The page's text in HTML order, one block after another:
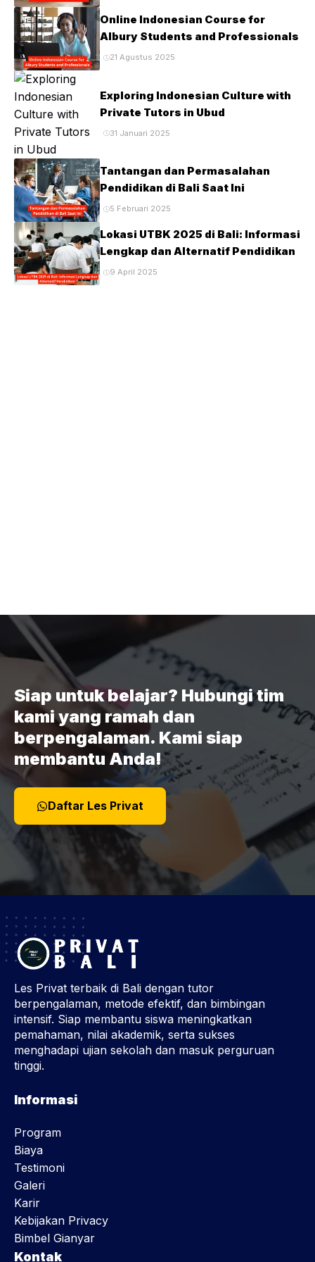
Online Indonesian Course for
Albury Students and Professionals
21 Agustus 2025
Exploring Indonesian Culture with
Private Tutors in Ubud
31 Januari 2025
Tantangan dan Permasalahan
Pendidikan di Bali Saat Ini
5 Februari 2025
Lokasi UTBK 2025 di Bali: Informasi
Lengkap dan Alternatif Pendidikan
9 April 2025
Siap untuk belajar? Hubungi tim
kami yang ramah dan
berpengalaman. Kami siap
membantu Anda!
Daftar Les Privat
Les Privat terbaik di Bali dengan tutor
berpengalaman, metode efektif, dan bimbingan
intensif. Siap membantu siswa meningkatkan
pemahaman, nilai akademik, serta sukses
menghadapi ujian sekolah dan masuk perguruan
tinggi.
Informasi
Program
Biaya
Testimoni
Galeri
Karir
Kebijakan Privacy
Bimbel Gianyar
Kontak